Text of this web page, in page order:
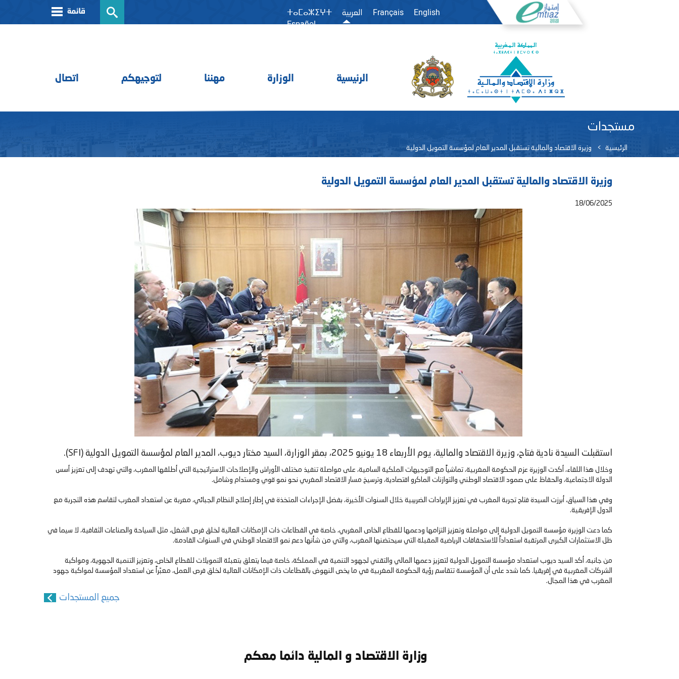
ⵜⴰⵎⴰⵣⵉⵖⵜ العربية Français
English
Español
الرئيسية الوزارة مهننا لتوجيهكم اتصال
مستجدات
الرئيسية وزيرة الاقتصاد والمالية تستقبل المدير العام لمؤسسة التمويل الدولية
وزيرة الاقتصاد والمالية تستقبل المدير العام لمؤسسة التمويل الدولية
18/06/2025
استقبلت السيدة نادية فتاح، وزيرة الاقتصاد والمالية، يوم الأربعاء 18 يونيو 2025، بمقر الوزارة، السيد مختار ديوب، المدير العام لمؤسسة التمويل الدولية (SFI).
وخلال هذا اللقاء، أكدت الوزيرة عزم الحكومة المغربية، تماشياً مع التوجيهات الملكية السامية، على مواصلة تنفيذ مختلف الأوراش والإصلاحات الاستراتيجية التي أطلقها المغرب، والتي تهدف إلى تعزيز أسس
الدولة الاجتماعية، والحفاظ على صمود الاقتصاد الوطني والتوازنات الماكرو اقتصادية، وترسيخ مسار الاقتصاد المغربي نحو نمو قوي ومستدام وشامل.
وفي هذا السياق، أبرزت السيدة فتاح تجربة المغرب في تعزيز الإيرادات الضريبية خلال السنوات الأخيرة، بفضل الإجراءات المتخذة في إطار إصلاح النظام الجبائي، معربة عن استعداد المغرب لتقاسم هذه التجربة مع
الدول الإفريقية.
كما دعت الوزيرة مؤسسة التمويل الدولية إلى مواصلة وتعزيز التزامها ودعمها للقطاع الخاص المغربي، خاصة في القطاعات ذات الإمكانات العالية لخلق فرص الشغل، مثل السياحة والصناعات الثقافية، لا سيما في
ظل الاستثمارات الكبرى المرتقبة استعداداً للاستحقاقات الرياضية المقبلة التي سيحتضنها المغرب، والتي من شأنها دعم نمو الاقتصاد الوطني في السنوات القادمة.
من جانبه، أكد السيد ديوب استعداد مؤسسة التمويل الدولية لتعزيز دعمها المالي والتقني لجهود التنمية في المملكة، خاصة فيما يتعلق بتعبئة التمويلات للقطاع الخاص، وتعزيز التنمية الجهوية، ومواكبة
الشركات المغربية في إفريقيا. كما شدد على أن المؤسسة تتقاسم رؤية الحكومة المغربية في ما يخص النهوض بالقطاعات ذات الإمكانات العالية لخلق فرص العمل، معبّراً عن استعداد المؤسسة لمواكبة جهود
المغرب في هذا المجال.
جميع المستجدات
وزارة الاقتصاد و المالية دائما معكم